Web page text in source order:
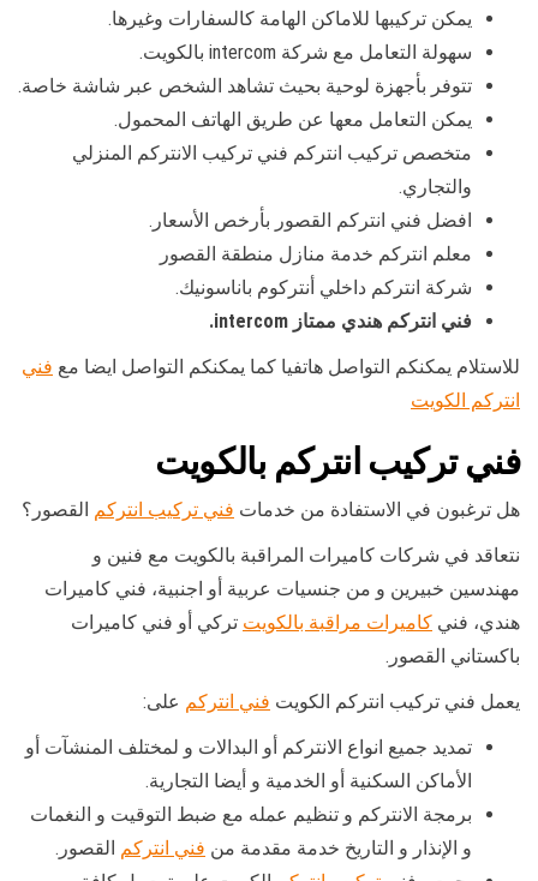
يمكن تركيبها للاماكن الهامة كالسفارات وغيرها.
سهولة التعامل مع شركة intercom بالكويت.
تتوفر بأجهزة لوحية بحيث تشاهد الشخص عبر شاشة خاصة.
يمكن التعامل معها عن طريق الهاتف المحمول.
متخصص تركيب انتركم فني تركيب الانتركم المنزلي
والتجاري.
افضل فني انتركم القصور بأرخص الأسعار.
معلم انتركم خدمة منازل منطقة القصور
شركة انتركم داخلي أنتركوم باناسونيك.
فني انتركم هندي ممتاز intercom.
للاستلام يمكنكم التواصل هاتفيا كما يمكنكم التواصل ايضا مع فني
انتركم الكويت
فني تركيب انتركم بالكويت
هل ترغبون في الاستفادة من خدمات فني تركيب انتركم القصور؟
نتعاقد في شركات كاميرات المراقبة بالكويت مع فنين و
مهندسين خبيرين و من جنسيات عربية أو اجنبية، فني كاميرات
هندي، فني كاميرات مراقبة بالكويت تركي أو فني كاميرات
باكستاني القصور.
يعمل فني تركيب انتركم الكويت فني انتركم على:
تمديد جميع انواع الانتركم أو البدالات و لمختلف المنشآت أو
الأماكن السكنية أو الخدمية و أيضا التجارية.
برمجة الانتركم و تنظيم عمله مع ضبط التوقيت و النغمات
و الإنذار و التاريخ خدمة مقدمة من فني انتركم القصور.